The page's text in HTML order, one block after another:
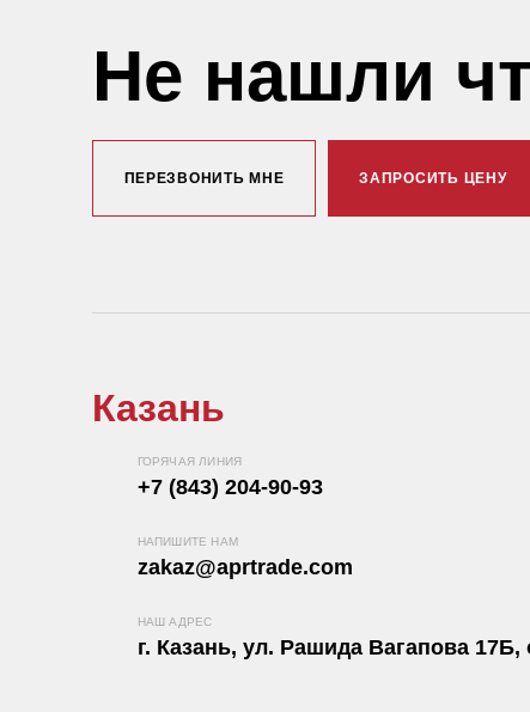
Не нашли
ПЕРЕЗВОНИТЬ МНЕ ЗАПРОСИТЬ ЦЕНУ
Казань
ГОРЯЧАЯ ЛИНИЯ
+7 (843) 204-90-93
НАПИШИТЕ НАМ
zakaz@aprtrade.com
НАШ АДРЕС
г. Казань, ул. Рашида Вагапова